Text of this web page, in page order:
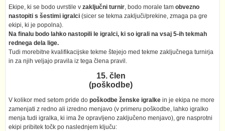
Ekipe, ki se bodo uvrstile v zaključni turnir , bodo morale tam obvezno
nastopiti s šestimi igralci (sicer se tekma zaključi/prekine, zmaga pa gre
ekipi, ki je popolna).
Na finalu bodo lahko nastopili le igralci, ki so igrali na vsaj 5-ih tekmah
rednega dela lige.
Tudi morebitne kvalifikacijske tekme štejejo med tekme zaključnega turnirja
in za njih veljajo pravila iz tega člena pravil.
15. člen
(poškodbe)
V kolikor med setom pride do poškodbe ženske igralke in je ekipa ne more
zamenjati z redno ali izredno menjavo (v primeru poškodbe, lahko igralko
menja tudi igralka, ki ima že opravljeno zaključeno menjavo), gre nasprotni
ekipi pribitek točk po naslednjem ključu: